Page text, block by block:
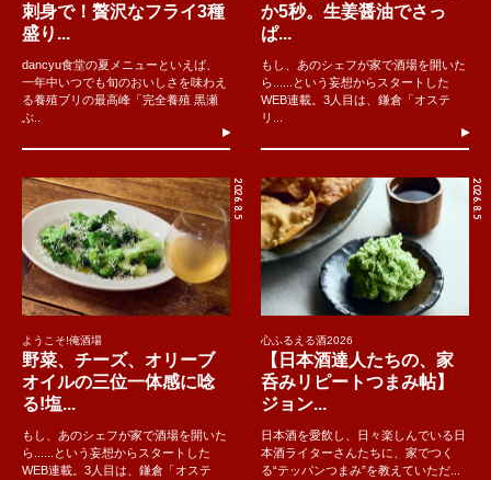
刺身で！贅沢なフライ3種
盛り...
dancyu食堂の夏メニューといえば、
一年中いつでも旬のおいしさを味わえ
る養殖ブリの最高峰「完全養殖 黒瀬
ぶ..
か5秒。生姜醤油でさっ
ぱ...
もし、あのシェフが家で酒場を開いた
ら......という妄想からスタートした
WEB連載。3人目は、鎌倉「オステ
リ...
2026.8.5
ようこそ!俺酒場
野菜、チーズ、オリーブ
オイルの三位一体感に唸
る!塩...
もし、あのシェフが家で酒場を開いた
ら......という妄想からスタートした
WEB連載。3人目は、鎌倉「オステ
2026.8.5
心ふるえる酒2026
【日本酒達人たちの、家
呑みリピートつまみ帖】
ジョン...
日本酒を愛飲し、日々楽しんでいる日
本酒ライターさんたちに、家でつく
る“テッパンつまみ”を教えていただ...